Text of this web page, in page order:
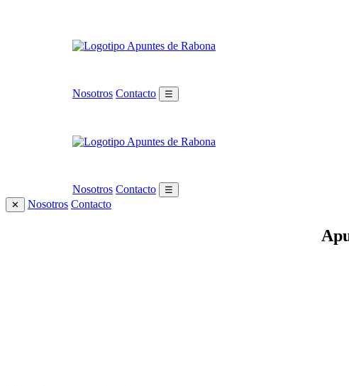
Nosotros Contacto ☰
Nosotros Contacto
☰
✕
Nosotros Contacto